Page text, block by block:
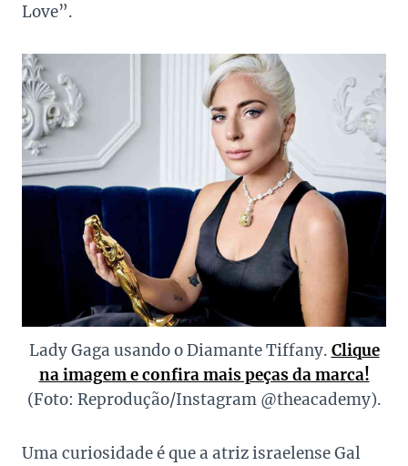
Love”.
Lady Gaga usando o Diamante Tiffany. Clique
na imagem e confira mais peças da marca!
(Foto: Reprodução/Instagram @theacademy).
Uma curiosidade é que a atriz israelense Gal